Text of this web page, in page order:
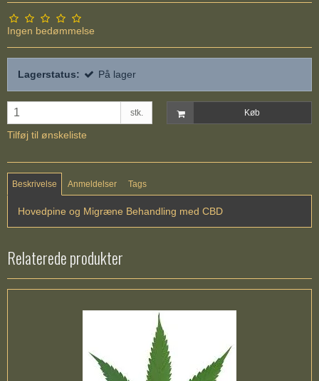
Ingen bedømmelse
Lagerstatus: På lager
stk. Køb
Tilføj til ønskeliste
Beskrivelse Anmeldelser Tags
Hovedpine og Migræne Behandling med CBD
Relaterede produkter